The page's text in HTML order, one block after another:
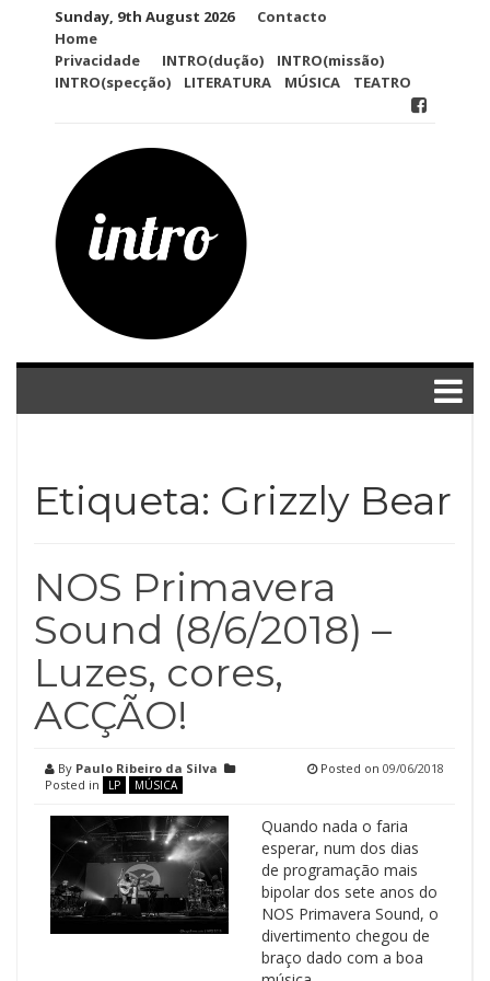
Sunday, 9th August 2026
Contacto
Home
Privacidade
INTRO(dução)
INTRO(missão)
INTRO(specção)
LITERATURA MÚSICA TEATRO
Etiqueta: Grizzly Bear
NOS Primavera
Sound (8/6/2018) –
Luzes, cores,
ACÇÃO!
By Paulo Ribeiro da Silva
Posted in
LP MÚSICA
Posted on 09/06/2018
Quando nada o faria
esperar, num dos dias
de programação mais
bipolar dos sete anos do
NOS Primavera Sound, o
divertimento chegou de
braço dado com a boa